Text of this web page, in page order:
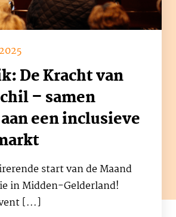
De Kracht van
– samen
een inclusieve
start van de Maand
in Midden-Gelderland!
[...]